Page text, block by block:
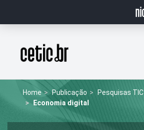
Página inicial
Home Publicação
Pesquisas TIC
Economia digital